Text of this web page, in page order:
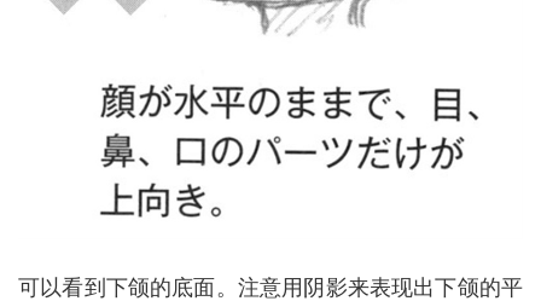
可以看到下颌的底面。注意用阴影来表现出下颌的平